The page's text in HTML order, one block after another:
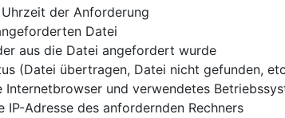
der Anforderung
Datei
aus die Datei angefordert wurde
(Datei übertragen, Datei nicht gefunden,
Internetbrowser und verwendetes
IP-Adresse des anfordernden Rechners